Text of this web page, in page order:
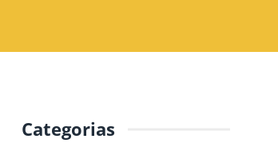
Categorias